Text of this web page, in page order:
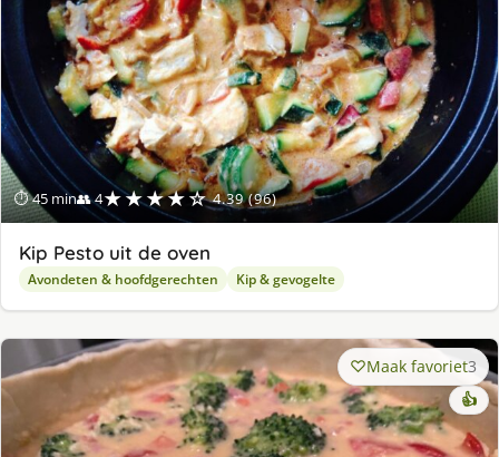
⏱ 45 min👥 4★★★★☆ 4.39 (96)
Kip Pesto uit de oven
Avondeten & hoofdgerechten Kip & gevogelte
Maak favoriet3
👍